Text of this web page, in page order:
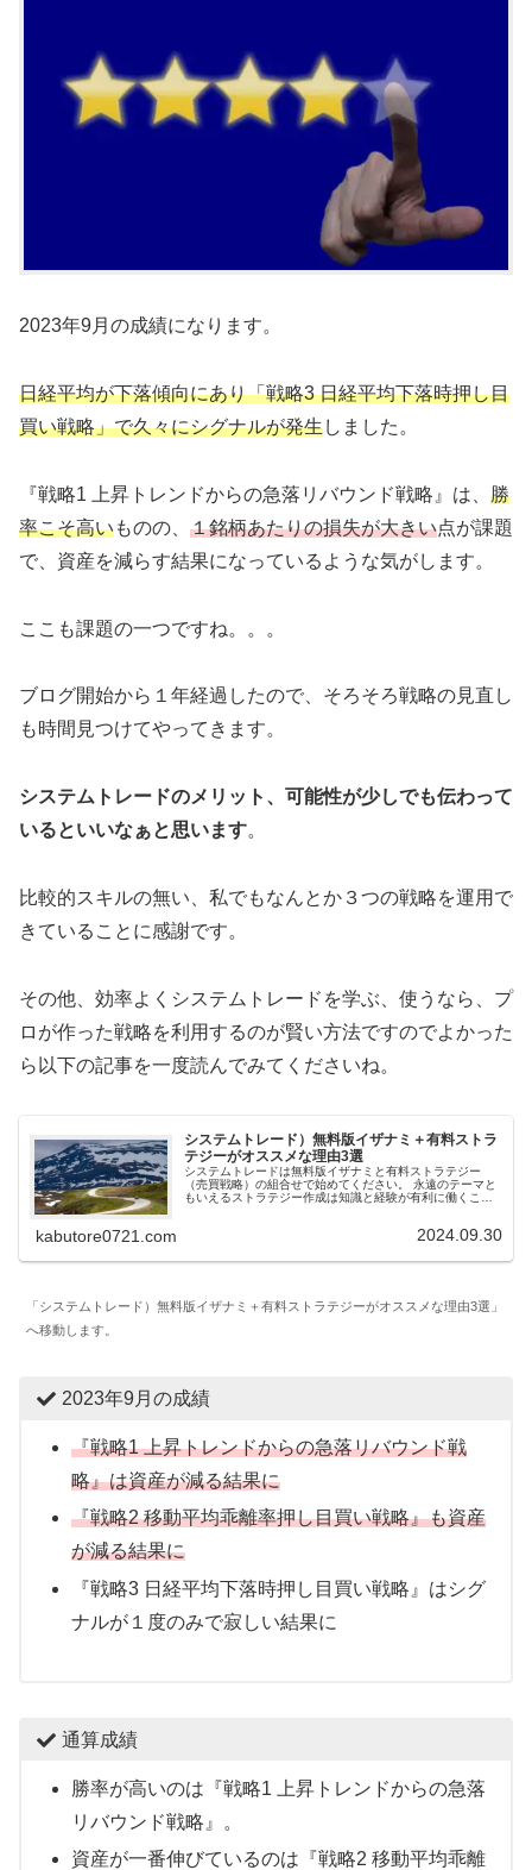
2023年9月の成績になります。
日経平均が下落傾向にあり「戦略3 日経平均下落時押し目
買い戦略」で久々にシグナルが発生しました。
『戦略1 上昇トレンドからの急落リバウンド戦略』は、 勝
率こそ高いものの、 １銘柄あたりの損失が大きい点が課題
で、資産を減らす結果になっているような気がします。
ここも課題の一つですね。。。
ブログ開始から１年経過したので、そろそろ戦略の見直し
も時間見つけてやってきます。
システムトレードのメリット、可能性が少しでも伝わって
いるといいなぁと思います。
比較的スキルの無い、私でもなんとか３つの戦略を運用で
きていることに感謝です。
その他、効率よくシステムトレードを学ぶ、使うなら、プ
ロが作った戦略を利用するのが賢い方法ですのでよかった
ら以下の記事を一度読んでみてくださいね。
システムトレード）無料版イザナミ＋有料ストラ
テジーがオススメな理由3選
システムトレードは無料版イザナミと有料ストラテジー
（売買戦略）の組合せで始めてください。 永遠のテーマと
もいえるストラテジー作成は知識と経験が有利に働くこと
kabutore0721.com 2024.09.30
「システムトレード）無料版イザナミ＋有料ストラテジーがオススメな理由3選」
へ移動します。
2023年9月の成績
『戦略1 上昇トレンドからの急落リバウンド戦
略』は資産が減る結果に
『戦略2 移動平均乖離率押し目買い戦略』も資産
が減る結果に
『戦略3 日経平均下落時押し目買い戦略』はシグ
ナルが１度のみで寂しい結果に
通算成績
勝率が高いのは『戦略1 上昇トレンドからの急落
リバウンド戦略』。
資産が一番伸びているのは『戦略2 移動平均乖離